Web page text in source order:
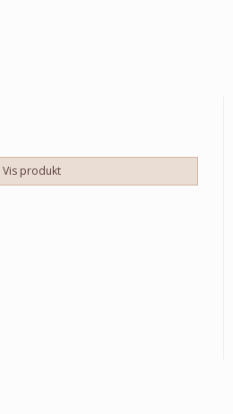
Vis produkt